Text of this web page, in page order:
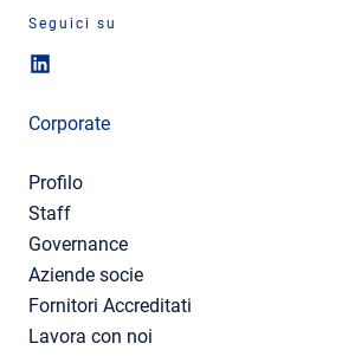
Seguici su
Corporate
Profilo
Staff
Governance
Aziende socie
Fornitori Accreditati
Lavora con noi